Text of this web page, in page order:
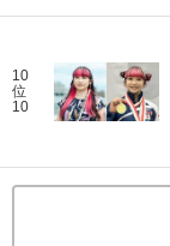
10
位
10